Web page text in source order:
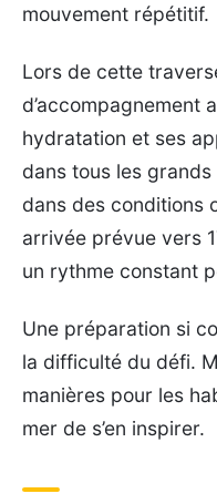
mouvement répétitif.
Lors de cette
d’accompagnement
hydratation et ses
dans tous les
dans des conditions
arrivée prévue vers
un rythme constant
Une préparation si
la difficulté du défi.
manières pour les
mer de s’en inspirer.